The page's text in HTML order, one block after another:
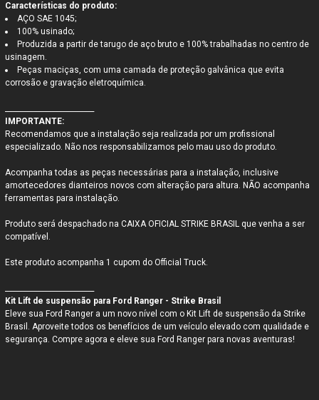
Características do produto:
AÇO SAE 1045;
100% usinado;
Produzida a partir de tarugo de aço bruto e 100% trabalhadas no centro de
usinagem.
Peças maciças, com uma camada de proteção galvânica que evita
corrosão e gravação eletroquímica.
IMPORTANTE:
Recomendamos que a instalação seja realizada por um profissional
especializado. Não nos responsabilizamos pelo mau uso do produto.
Acompanha todas as peças necessárias para a instalação, inclusive
amortecedores dianteiros novos com alteração para altura. NÃO acompanha
ferramentas para instalação.
Produto será despachado na CAIXA OFICIAL STRIKE BRASIL que venha a ser
compatível.
Este produto acompanha 1 cupom do Official Truck.
Kit Lift de suspensão para Ford Ranger - Strike Brasil
Eleve sua Ford Ranger a um novo nível com o Kit Lift de suspensão da Strike
Brasil. Aproveite todos os benefícios de um veículo elevado com qualidade e
segurança. Compre agora e eleve sua Ford Ranger para novas aventuras!